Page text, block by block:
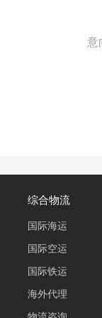
意
综合物流
国际海运
国际空运
国际铁运
海外代理